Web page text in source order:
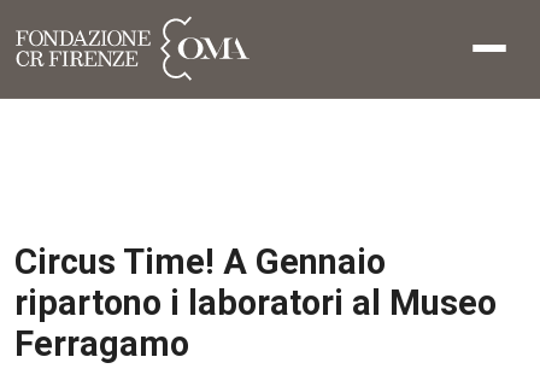
Circus Time! A Gennaio
ripartono i laboratori al Museo
Ferragamo